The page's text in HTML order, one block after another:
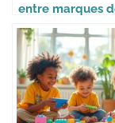
entre marques
jouets et